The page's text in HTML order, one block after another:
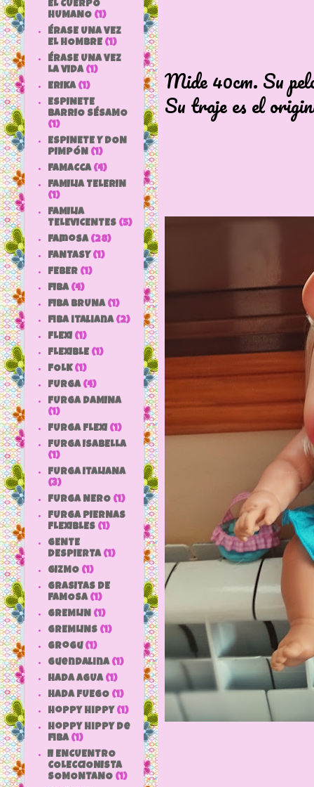
Mide 40cm. Su
Su traje es el
EL CUERPO
HUMANO (1)
ÉRASE UNA VEZ
EL HOMBRE (1)
ÉRASE UNA VEZ
LA VIDA (1)
ERIKA (1)
ESPINETE
BARRIO SÉSAMO
(1)
ESPINETE Y DON
PIMPÓN (1)
FAMACCA (4)
FAMILIA TELERIN
(1)
FAMILIA
TELEVICENTES (5)
Famosa (28)
FANTASY (1)
FEBER (1)
FIBA (4)
FIBA BRUNA (1)
fiba italiana (2)
FLEXI (1)
FLEXIBLE (1)
FOLK (1)
FURGA (4)
FURGA DAMINA
(1)
FURGA FLEXI (1)
FURGA ISABELLA
(1)
FURGA ITALIANA
(3)
FURGA NERO (1)
FURGA PIERNAS
FLEXIBLES (1)
GENTE
DESPIERTA (1)
GIZMO (1)
GRASITAS DE
FAMOSA (1)
GREMLIN (1)
GREMLINS (1)
grogu (1)
Guendalina (1)
HADA AGUA (1)
HADA FUEGO (1)
hoppy hippy (1)
hoppy hippy de
fiba (1)
II ENCUENTRO
COLECCIONISTA
SOMONTANO (1)